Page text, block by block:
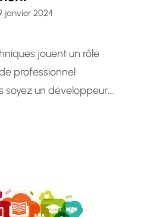
janvier 2024
jouent un rôle
professionnel
soyez un développeur
dans un domaine
se…